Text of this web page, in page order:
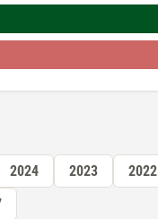
2024 2023 2022